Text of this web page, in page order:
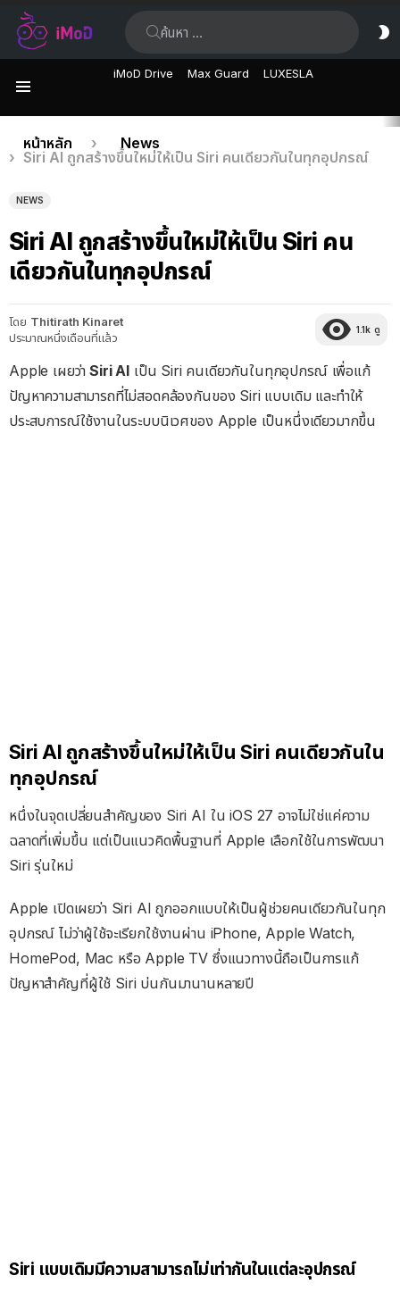
iMoD Drive Max Guard LUXESLA
เรื่อง
ล่าสุด
คุณอยู่ที่นี่:
หน้าหลัก
News
Siri AI ถูกสร้างขึ้นใหม่ให้เป็น Siri คนเดียวกันในทุกอุปกรณ์
NEWS
Siri AI ถูกสร้างขึ้นใหม่ให้เป็น Siri คน
เดียวกันในทุกอุปกรณ์
โดย Thitirath Kinaret
ประมาณหนึ่งเดือนที่แล้ว
1.1k ดู
Apple เผยว่า Siri AIเป็น Siri คนเดียวกันในทุกอุปกรณ์ เพื่อแก้
ปัญหาความสามารถที่ไม่สอดคล้องกันของ Siri แบบเดิม และทำให้
ประสบการณ์ใช้งานในระบบนิเวศของ Apple เป็นหนึ่งเดียวมากขึ้น
Siri AI ถูกสร้างขึ้นใหม่ให้เป็น Siri คนเดียวกันใน
ทุกอุปกรณ์
หนึ่งในจุดเปลี่ยนสำคัญของ Siri AI ใน iOS 27 อาจไม่ใช่แค่ความ
ฉลาดที่เพิ่มขึ้น แต่เป็นแนวคิดพื้นฐานที่ Apple เลือกใช้ในการพัฒนา
Siri รุ่นใหม่
Apple เปิดเผยว่า Siri AI ถูกออกแบบให้เป็นผู้ช่วยคนเดียวกันในทุก
อุปกรณ์ ไม่ว่าผู้ใช้จะเรียกใช้งานผ่าน iPhone, Apple Watch,
HomePod, Mac หรือ Apple TV ซึ่งแนวทางนี้ถือเป็นการแก้
ปัญหาสำคัญที่ผู้ใช้ Siri บ่นกันมานานหลายปี
Siri แบบเดิมมีความสามารถไม่เท่ากันในแต่ละอุปกรณ์